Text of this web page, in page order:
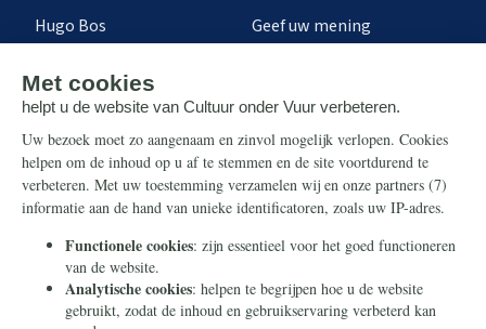
Hugo Bos
Geef uw mening
Steun ons
Nieuwsbrief
Eenmalig
Maandelijks
Periodiek
Info
Contact
Ontvang onze Telegram-
berichten